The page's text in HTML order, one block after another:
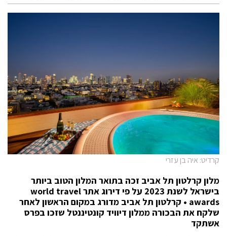
קרדיט: איה בן עזרי
מלון קרלטון תל אביב זכה בתואר המלון הטוב ביותר
בישראל לשנת 2023 על פי דירוג אתר world travel
awards • קרלטון תל אביב מדורג במקום הראשון לאחר
שלקח את הבכורה ממלון דיוויד קונטיננטל שזכו בפרס
אשתקד